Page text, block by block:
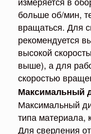
больше об/мин,
вращаться. Для
рекомендуется
высокой
выше), а для
скоростью
Максимальный
Максимальный
типа материала,
Для сверления